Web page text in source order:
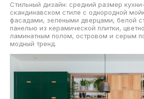
Стильный дизайн: средний размер
скандинавском стиле с однородной
фасадами, зелеными дверцами, белой
панелью из керамической плитки,
ламинатным полом, островом и серым
модный тренд.